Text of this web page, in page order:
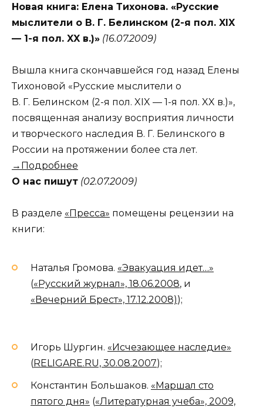
Новая книга: Елена Тихонова. «Русские
мыслители о В. Г. Белинском (2-я пол. XIX
— 1-я пол. XX в.)» (16.07.2009)
Вышла книга скончавшейся год назад Елены
Тихоновой «Русские мыслители о
В. Г. Белинском (2-я пол. XIX — 1-я пол. XX в.)»,
посвященная анализу восприятия личности
и творческого наследия В. Г. Белинского в
России на протяжении более ста лет.
→Подробнее
О нас пишут (02.07.2009)
В разделе «Пресса» помещены рецензии на
книги:
Наталья Громова. «Эвакуация идет…»
(«Русский журнал», 18.06.2008, и
«Вечерний Брест», 17.12.2008));
Игорь Шургин. «Исчезающее наследие»
(RELIGARE.RU, 30.08.2007);
Константин Большаков. «Маршал сто
пятого дня» («Литературная учеба», 2009,